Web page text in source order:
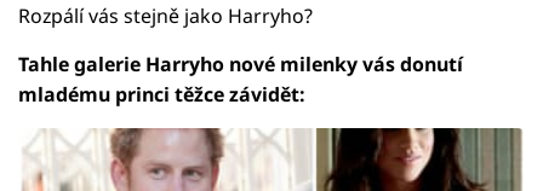
Rozpálí vás stejně jako Harryho?
Tahle galerie Harryho nové milenky vás donutí
mladému princi těžce závidět: